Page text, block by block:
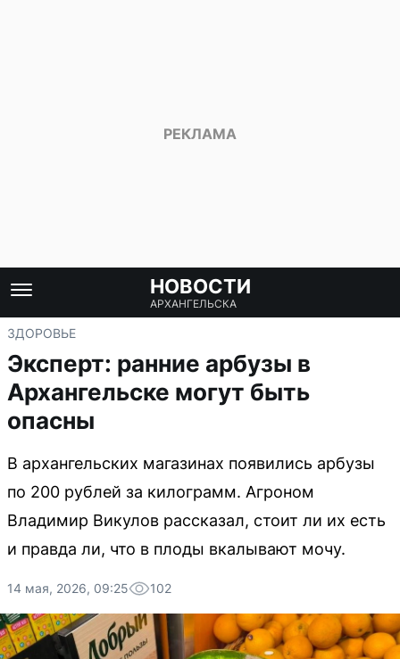
НОВОСТИ
АРХАНГЕЛЬСКА
ЗДОРОВЬЕ
Эксперт: ранние арбузы в
Архангельске могут быть
опасны
В архангельских магазинах появились арбузы
по 200 рублей за килограмм. Агроном
Владимир Викулов рассказал, стоит ли их есть
и правда ли, что в плоды вкалывают мочу.
14 мая, 2026, 09:25 102